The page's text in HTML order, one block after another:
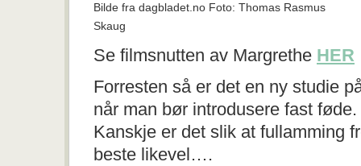
Bilde fra dagbladet.no Foto: Thomas Rasmus
Skaug
Se filmsnutten av Margrethe HER
Forresten så er det en ny studie
når man bør introdusere fast føde.
Kanskje er det slik at fullamming
beste likevel….